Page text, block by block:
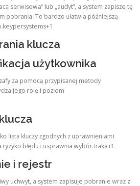
serwisowa” lub „audyt”, a system zapisze tę
pobrania. To bardzo ułatwia późniejszą
klucza
użytkownika
za pomocą przypisanej metody
jego rolę i poziom
lista kluczy zgodnych z uprawnieniami
błędu i usprawnia wybór.traka+1
i rejestr
uchwyt, a system zapisuje pobranie wraz z